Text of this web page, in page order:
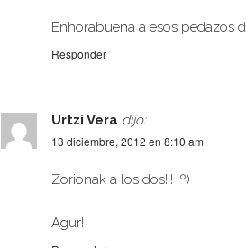
Enhorabuena a esos pedazos
Responder
Urtzi Vera dijo:
13 diciembre, 2012 en 8:10 am
Zorionak a los dos!!! ;º)
Agur!